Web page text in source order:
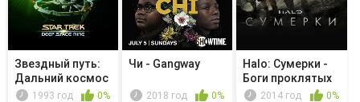
Звездный путь:
Дальний космос
9 - Пер...
1993 год 0%
Чи - Gangway
2018 год 0%
Halo: Сумерки -
Боги проклятых
2014 год 0%